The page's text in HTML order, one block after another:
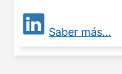
Saber más...